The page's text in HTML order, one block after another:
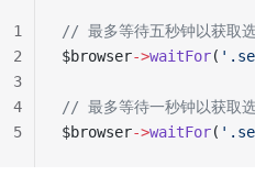
// 最多等待五秒钟以获取
$browser->waitFor(
// 最多等待一秒钟以获取
$browser->waitFor(
1
2
3
4
5